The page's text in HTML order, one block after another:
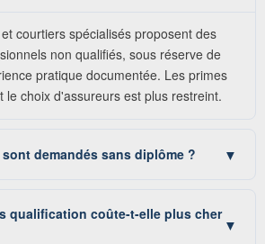
courtiers spécialisés proposent des
non qualifiés, sous réserve de
pratique documentée. Les primes
le choix d'assureurs est plus restreint.
demandés sans diplôme ? ▼
qualification coûte-t-elle plus cher
▼